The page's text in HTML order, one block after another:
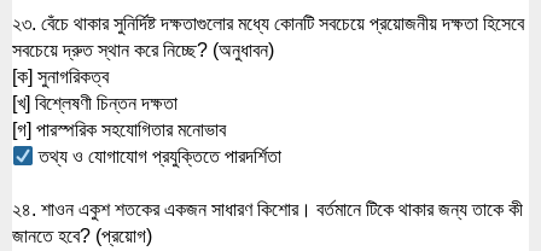
২৩. বেঁচে থাকার সুনির্দিষ্ট দক্ষতাগুলোর মধ্যে কোনটি সবচেয়ে প্রয়োজনীয় দক্ষতা হিসেবে
সবচেয়ে দ্রুত স্থান করে নিচ্ছে? (অনুধাবন)
[ক] সুনাগরিকত্ব
[খ] বিশ্লেষণী চিন্তন দক্ষতা
[গ] পারস্পরিক সহযোগিতার মনোভাব
তথ্য ও যোগাযোগ প্রযুক্তিতে পারদর্শিতা
২৪. শাওন একুশ শতকের একজন সাধারণ কিশোর। বর্তমানে টিকে থাকার জন্য তাকে কী
জানতে হবে? (প্রয়োগ)